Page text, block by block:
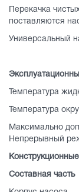
Перекачка
поставляются
Универсальный
Температура
Температура
Максимально
Непрерывный
Составная часть